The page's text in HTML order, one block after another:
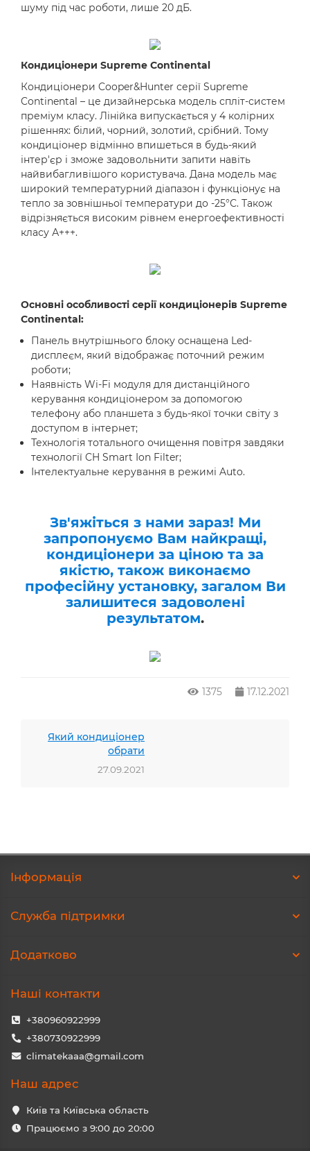
шуму під час роботи, лише 20 дБ.
Кондиціонери Supreme Continental
Кондиціонери Cooper&Hunter серії Supreme
Continental – це дизайнерська модель спліт-систем
преміум класу. Лінійка випускається у 4 колірних
рішеннях: білий, чорний, золотий, срібний. Тому
кондиціонер відмінно впишеться в будь-який
інтер'єр і зможе задовольнити запити навіть
найвибагливішого користувача. Дана модель має
широкий температурний діапазон і функціонує на
тепло за зовнішньої температури до -25°С. Також
відрізняється високим рівнем енергоефективності
класу А+++.
Основні особливості серії кондиціонерів Supreme
Continental:
Панель внутрішнього блоку оснащена Led-
дисплеєм, який відображає поточний режим
роботи;
Наявність Wi-Fi модуля для дистанційного
керування кондиціонером за допомогою
телефону або планшета з будь-якої точки світу з
доступом в інтернет;
Технологія тотального очищення повітря завдяки
технології CH Smart Ion Filter;
Інтелектуальне керування в режимі Auto.
Зв'яжіться з нами зараз! Ми
запропонуємо Вам найкращі,
кондиціонери за ціною та за
якістю, також виконаємо
професійну установку, загалом Ви
залишитеся задоволені
результатом.
1375 17.12.2021
Який кондиціонер
обрати
27.09.2021
Iнформація
Служба підтримки
Додатково
Наші контакти
+380960922999
+380730922999
climatekaaa@gmail.com
Наш адрес
Київ та Київська область
Працюємо з 9:00 до 20:00